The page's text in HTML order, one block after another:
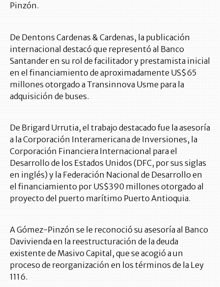
Pinzón.
De Dentons Cardenas & Cardenas, la publicación
internacional destacó que representó al Banco
Santander en su rol de facilitador y prestamista inicial
en el financiamiento de aproximadamente US$65
millones otorgado a Transinnova Usme para la
adquisición de buses.
De Brigard Urrutia, el trabajo destacado fue la asesoría
a la Corporación Interamericana de Inversiones, la
Corporación Financiera Internacional para el
Desarrollo de los Estados Unidos (DFC, por sus siglas
en inglés) y la Federación Nacional de Desarrollo en
el financiamiento por US$390 millones otorgado al
proyecto del puerto marítimo Puerto Antioquia.
A Gómez-Pinzón se le reconoció su asesoría al Banco
Davivienda en la reestructuración de la deuda
existente de Masivo Capital, que se acogió a un
proceso de reorganización en los términos de la Ley
1116.